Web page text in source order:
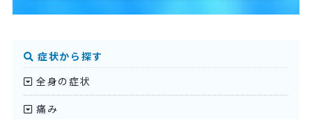
症状から探す
全身の症状
痛み